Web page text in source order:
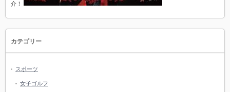
介！
カテゴリー
スポーツ
女子ゴルフ